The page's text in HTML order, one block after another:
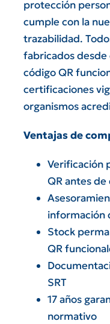
protección
cumple con la
trazabilidad.
fabricados
código QR
certificaciones
organismos
Ventajas de
Verificación
QR antes
información
Stock
QR
SRT
17 años
normativo